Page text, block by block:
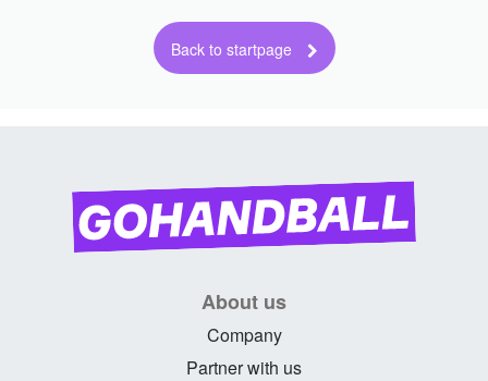
Back to startpage
About us
Company
Partner with us